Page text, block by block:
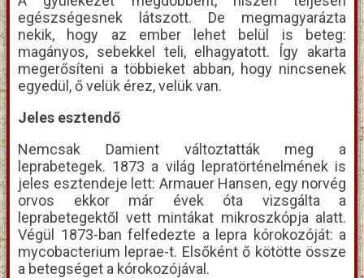
egészségesnek látszott. De megmagyarázta
nekik, hogy az ember lehet belül is beteg:
magányos, sebekkel teli, elhagyatott. Így akarta
megerősíteni a többieket abban, hogy nincsenek
egyedül, ő velük érez, velük van.
Jeles esztendő
Nemcsak Damient változtatták meg a
leprabetegek. 1873 a világ lepratörténelmének is
jeles esztendeje lett: Armauer Hansen, egy norvég
orvos ekkor már évek óta vizsgálta a
leprabetegektől vett mintákat mikroszkópja alatt.
Végül 1873-ban felfedezte a lepra kórokozóját: a
mycobacterium leprae-t. Elsőként ő kötötte össze
a betegséget a kórokozójával.